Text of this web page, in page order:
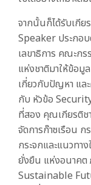
จากนั้นก็ได้รับเกีย
Speaker ประกอ
เลขาธิการ คณะก
แห่งชาติมาให้ข้อมู
เกี่ยวกับปัญหา แล
กับ หัวข้อ
ที่สอง คุณเกียรติช
จัดการก๊าซเรือน ก
กระจกและแนวทา
ยั่งยืน แห่งอนาคต
Sustainable